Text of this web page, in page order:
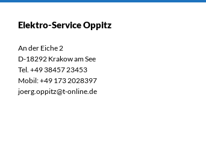
Elektro-Service Oppitz
An der Eiche 2
D-18292 Krakow am See
Tel. +49 38457 23453
Mobil: +49 173 2028397
joerg.oppitz@t-online.de